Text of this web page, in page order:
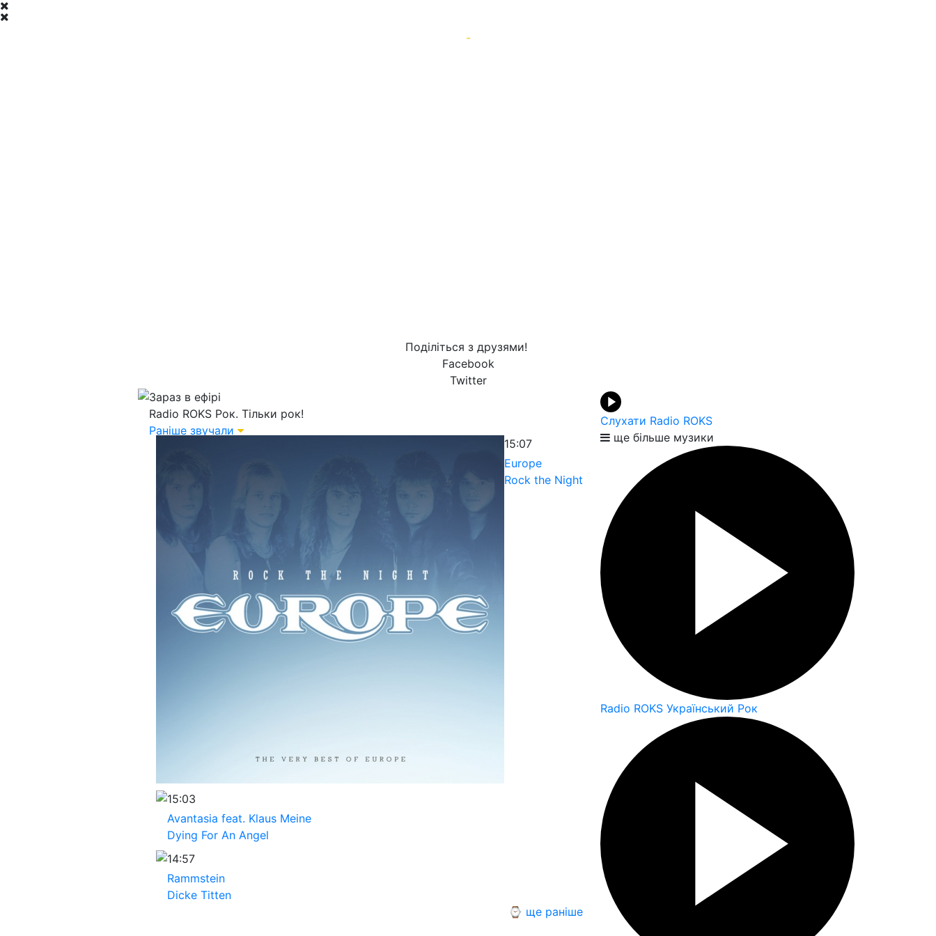
-
Поділіться з друзями!
Facebook
Twitter
Зараз в ефірі
Radio ROKS Рок. Тільки рок!
Раніше звучали
15:07
Europe
Rock the Night
15:03
Avantasia feat. Klaus Meine
Dying For An Angel
14:57
Rammstein
Dicke Titten
⌚ ще раніше
Слухати Radio ROKS
ще більше музики
Radio ROKS Український Рок